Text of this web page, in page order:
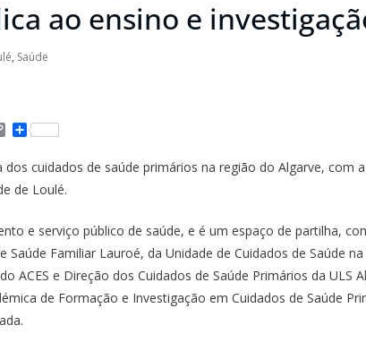
ao ensino e
, Saúde
C
o
p
y
L
i
k
S
h
r
e
cuidados de saúde primários na região do Algarve, com
de Loulé.
e serviço público de saúde, e é um espaço de partilha,
Saúde Familiar Lauroé, da Unidade de Cuidados de Saúde
ACES e Direção dos Cuidados de Saúde Primários da ULS
de Formação e Investigação em Cuidados de Saúde